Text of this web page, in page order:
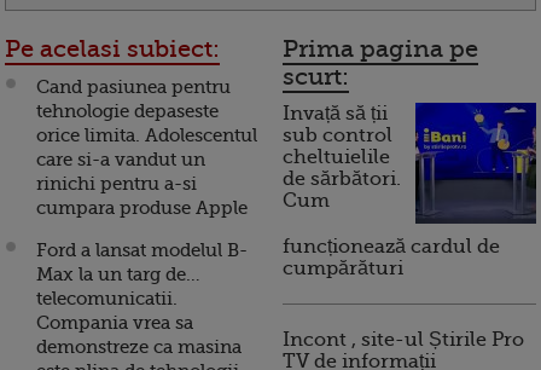
Pe acelasi subiect:
Cand pasiunea pentru
tehnologie depaseste
orice limita. Adolescentul
care si-a vandut un
rinichi pentru a-si
cumpara produse Apple
Ford a lansat modelul B-
Max la un targ de…
telecomunicatii.
Compania vrea sa
demonstreze ca masina
Prima pagina pe
scurt:
Invață să ții
sub control
cheltuielile
de sărbători.
Cum
funcționează cardul de
cumpărături
Incont , site-ul Știrile Pro
TV de informații